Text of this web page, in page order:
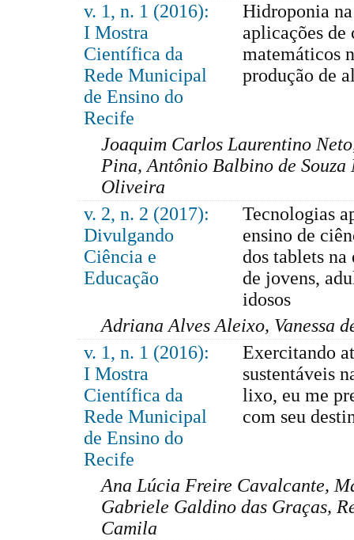
v. 1, n. 1 (2016):
I Mostra
Científica da
Rede Municipal
de Ensino do
Recife
Hidroponia
aplicações de
matemáticos
produção de
Joaquim Carlos Laurentino
Pina, Antônio Balbino de Souza
Oliveira
v. 2, n. 2 (2017):
Divulgando
Ciência e
Educação
Tecnologias
ensino de
dos tablets na
de jovens,
idosos
Adriana Alves Aleixo, Vanessa
v. 1, n. 1 (2016):
I Mostra
Científica da
Rede Municipal
de Ensino do
Recife
Exercitando
sustentáveis
lixo, eu me
com seu
Ana Lúcia Freire Cavalcante,
Gabriele Galdino das Graças,
Camila